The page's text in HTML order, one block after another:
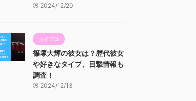
2024/12/20
タイプロ
篠塚大輝の彼女は？歴代彼女
や好きなタイプ、目撃情報も
調査！
2024/12/13